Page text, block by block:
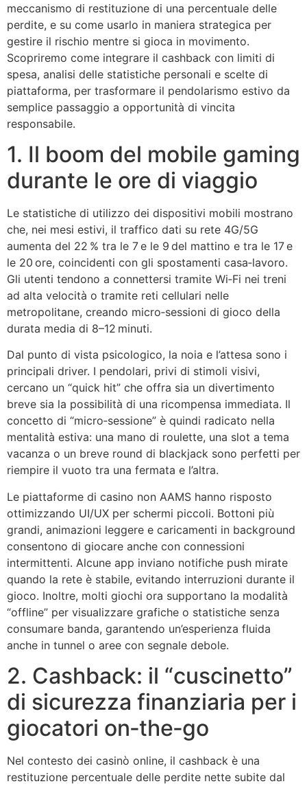
meccanismo di restituzione di una percentuale delle
perdite, e su come usarlo in maniera strategica per
gestire il rischio mentre si gioca in movimento.
Scopriremo come integrare il cashback con limiti di
spesa, analisi delle statistiche personali e scelte di
piattaforma, per trasformare il pendolarismo estivo da
semplice passaggio a opportunità di vincita
responsabile.
1. Il boom del mobile gaming
durante le ore di viaggio
Le statistiche di utilizzo dei dispositivi mobili mostrano
che, nei mesi estivi, il traffico dati su rete 4G/5G
aumenta del 22 % tra le 7 e le 9 del mattino e tra le 17 e
le 20 ore, coincidenti con gli spostamenti casa‑lavoro.
Gli utenti tendono a connettersi tramite Wi‑Fi nei treni
ad alta velocità o tramite reti cellulari nelle
metropolitane, creando micro‑sessioni di gioco della
durata media di 8–12 minuti.
Dal punto di vista psicologico, la noia e l’attesa sono i
principali driver. I pendolari, privi di stimoli visivi,
cercano un “quick hit” che offra sia un divertimento
breve sia la possibilità di una ricompensa immediata. Il
concetto di “micro‑sessione” è quindi radicato nella
mentalità estiva: una mano di roulette, una slot a tema
vacanza o un breve round di blackjack sono perfetti per
riempire il vuoto tra una fermata e l’altra.
Le piattaforme di casino non AAMS hanno risposto
ottimizzando UI/UX per schermi piccoli. Bottoni più
grandi, animazioni leggere e caricamenti in background
consentono di giocare anche con connessioni
intermittenti. Alcune app inviano notifiche push mirate
quando la rete è stabile, evitando interruzioni durante il
gioco. Inoltre, molti giochi ora supportano la modalità
“offline” per visualizzare grafiche o statistiche senza
consumare banda, garantendo un’esperienza fluida
anche in tunnel o aree con segnale debole.
2. Cashback: il “cuscinetto”
di sicurezza finanziaria per i
giocatori on‑the‑go
Nel contesto dei casinò online, il cashback è una
restituzione percentuale delle perdite nette subite dal